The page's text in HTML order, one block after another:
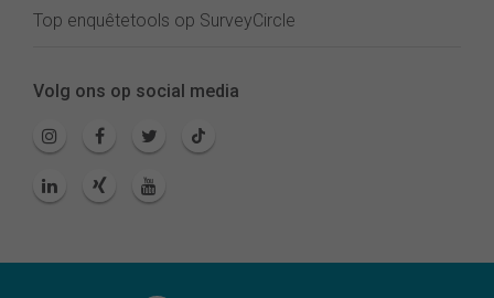
Top enquêtetools op SurveyCircle
Volg ons op social media